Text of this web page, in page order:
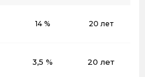
14 % 20 лет
3,5 % 20 лет